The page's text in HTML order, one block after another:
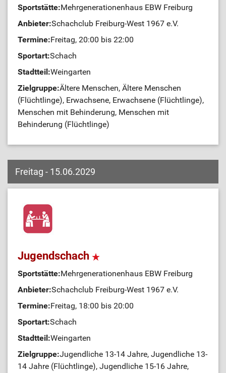
Sportstätte:Mehrgenerationenhaus EBW Freiburg
Anbieter:Schachclub Freiburg-West 1967 e.V.
Termine:Freitag, 20:00 bis 22:00
Sportart:Schach
Stadtteil:Weingarten
Zielgruppe:Ältere Menschen, Ältere Menschen
(Flüchtlinge), Erwachsene, Erwachsene (Flüchtlinge),
Menschen mit Behinderung, Menschen mit
Behinderung (Flüchtlinge)
Freitag - 15.06.2029
Jugendschach
Sportstätte:Mehrgenerationenhaus EBW Freiburg
Anbieter:Schachclub Freiburg-West 1967 e.V.
Termine:Freitag, 18:00 bis 20:00
Sportart:Schach
Stadtteil:Weingarten
Zielgruppe:Jugendliche 13-14 Jahre, Jugendliche 13-
14 Jahre (Flüchtlinge), Jugendliche 15-16 Jahre,